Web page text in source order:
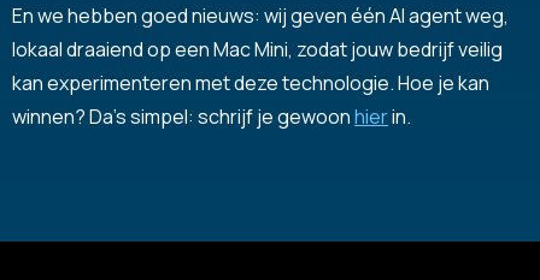
En we hebben goed nieuws: wij geven één AI agent weg,
lokaal draaiend op een Mac Mini, zodat jouw bedrijf veilig
kan experimenteren met deze technologie. Hoe je kan
winnen? Da’s simpel: schrijf je gewoonhierin.